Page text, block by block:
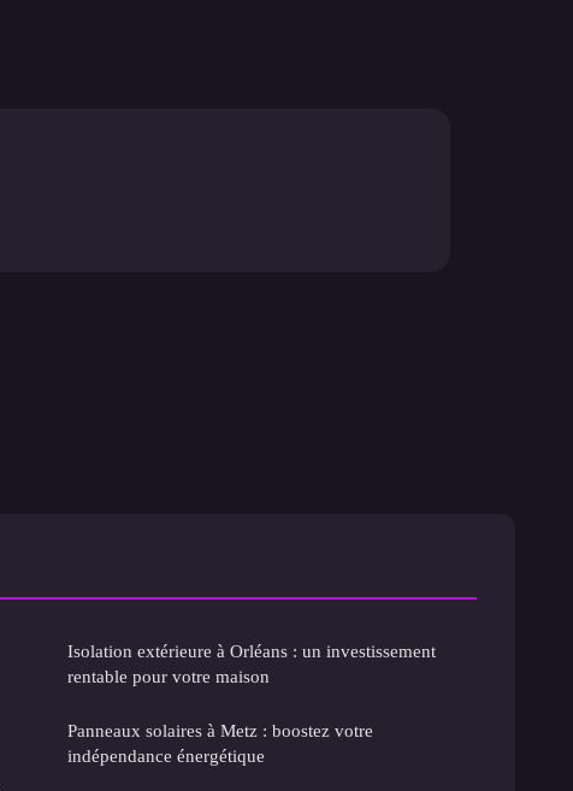
Isolation extérieure à Orléans : un investissement
rentable pour votre maison
Panneaux solaires à Metz : boostez votre
indépendance énergétique